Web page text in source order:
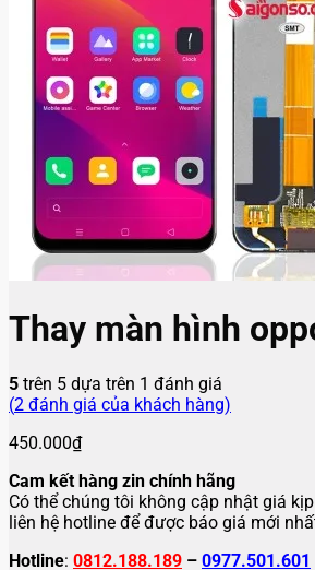
Thay màn hình
5 trên 5 dựa trên 1 đánh giá
(2 đánh giá của khách hàng)
450.000₫
Cam kết hàng zin chính hãng
Có thể chúng tôi không cập nhật giá
liên hệ hotline để được báo giá mới
Hotline: 0812.188.189 – 0977.501.601